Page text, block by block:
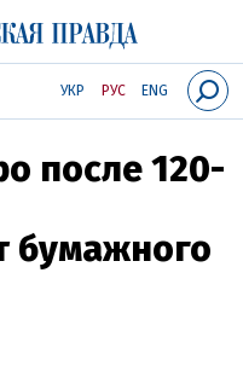
УКР РУС ENG
после 120-
бумажного